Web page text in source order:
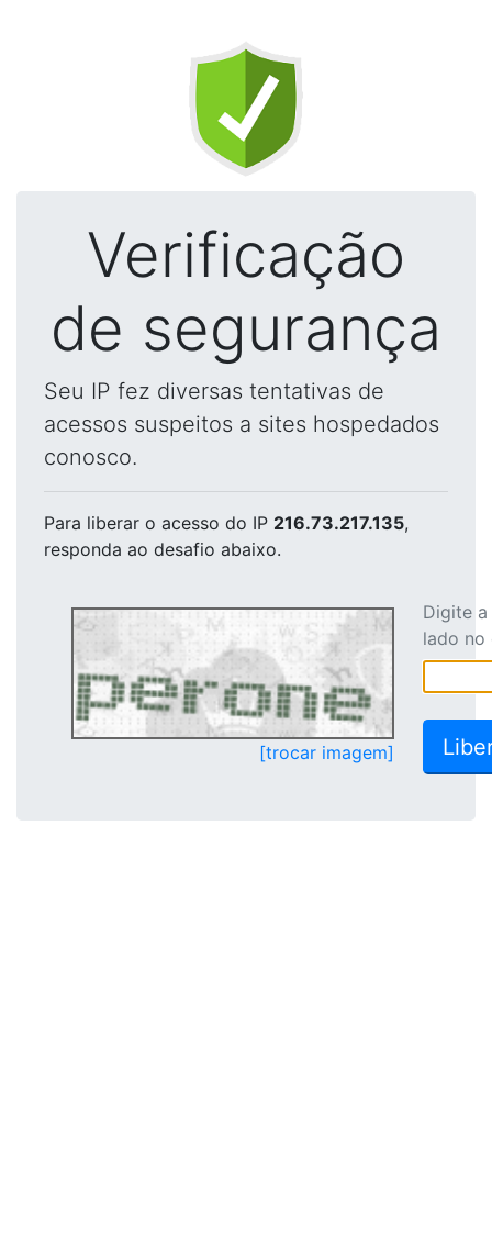
Verificação
de segurança
Seu IP fez diversas tentativas de
acessos suspeitos a sites hospedados
conosco.
Para liberar o acesso do IP 216.73.217.135,
responda ao desafio abaixo.
[trocar imagem]
Digite
lado no